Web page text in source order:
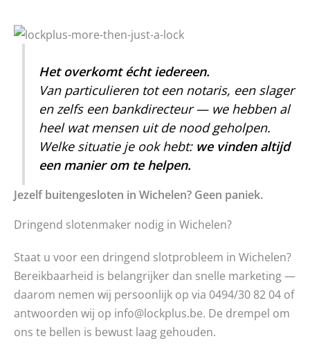
Het overkomt écht iedereen.
Van particulieren tot een notaris, een slager
en zelfs een bankdirecteur — we hebben al
heel wat mensen uit de nood geholpen.
Welke situatie je ook hebt: we vinden altijd
een manier om te helpen.
Jezelf buitengesloten in Wichelen? Geen paniek.
Dringend slotenmaker nodig in Wichelen?
Staat u voor een dringend slotprobleem in Wichelen?
Bereikbaarheid is belangrijker dan snelle marketing —
daarom nemen wij persoonlijk op via 0494/30 82 04 of
antwoorden wij op info@lockplus.be. De drempel om
ons te bellen is bewust laag gehouden.